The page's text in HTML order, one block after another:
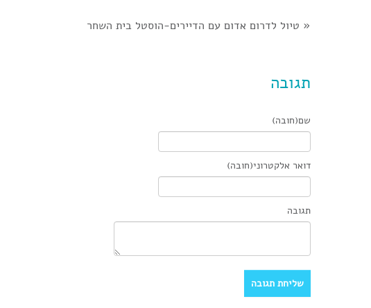
« טיול לדרום אדום עם הדיירים-הוסטל בית השחר
תגובה
שם(חובה)
דואר אלקטרוני(חובה)
תגובה